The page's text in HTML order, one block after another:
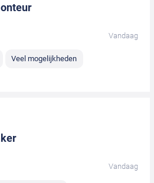
Vandaag
Veel mogelijkheden
Vandaag